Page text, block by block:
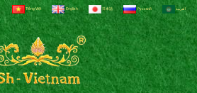
Tiếng Việt English 日本語 Русский العربية